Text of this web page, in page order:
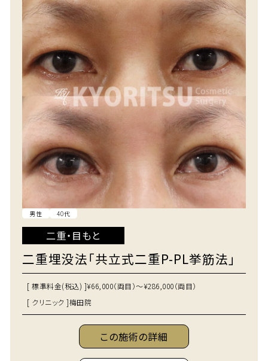
男性 40代
二重・目もと
二重埋没法「共立式二重P-PL挙筋法」
[ 標準料金(税込) ]¥66,000（両目）～¥286,000（両目）
[ クリニック ]梅田院
この施術の詳細